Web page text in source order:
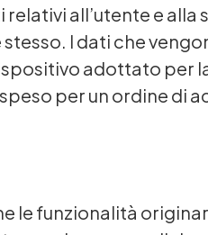
all’utente e alla
I dati che
adottato per
per un ordine di
le funzionalità